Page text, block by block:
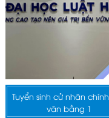
Tuyển sinh cử nhân
văn bằng 1